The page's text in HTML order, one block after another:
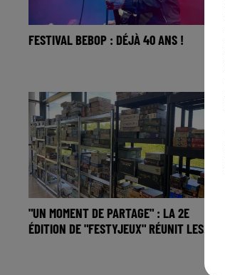
FESTIVAL BEBOP : DÉJÀ 40 ANS !
"UN MOMENT DE PARTAGE" : LA 2E
ÉDITION DE "FESTYJEUX" RÉUNIT LES...